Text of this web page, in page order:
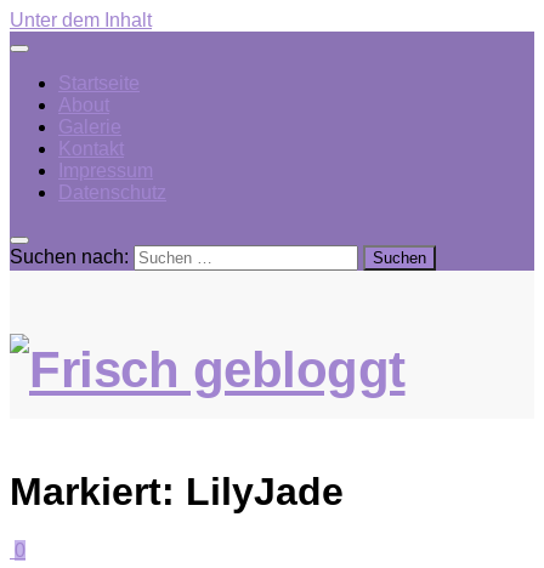
Unter dem Inhalt
Startseite
About
Galerie
Kontakt
Impressum
Datenschutz
Suchen nach:
Markiert: LilyJade
0